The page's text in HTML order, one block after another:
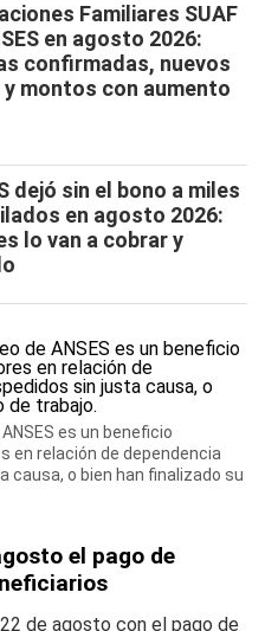
Familiares SUAF
en agosto 2026:
confirmadas, nuevos
montos con aumento
dejó sin el bono a miles
en agosto 2026:
lo van a cobrar y
es un beneficio
en relación de dependencia
causa, o bien han finalizado su
el pago de
de agosto con el pago de